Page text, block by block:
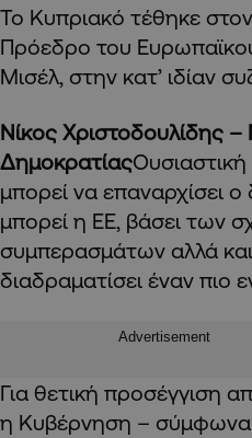
Το Κυπριακό τέθηκε
Πρόεδρο του
Μισέλ, στην κατ’ ιδίαν
Νίκος Χριστοδουλίδης
Δημοκρατίας
μπορεί να επαναρχίσει
μπορεί η ΕΕ, βάσει των
συμπερασμάτων αλλά
διαδραματίσει έναν πιο
Advertisement
Για θετική προσέγγιση
η Κυβέρνηση – σύμφωνα